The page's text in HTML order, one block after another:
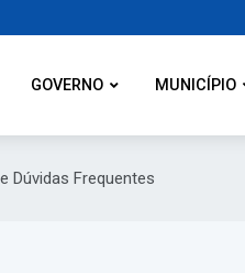
GOVERNO MUNICÍPIO
Dúvidas Frequentes